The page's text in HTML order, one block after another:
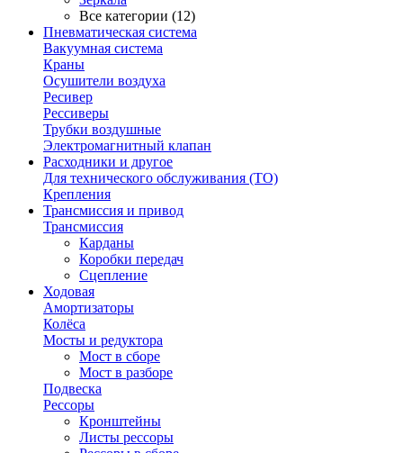
Все категории (12)
Пневматическая система
Вакуумная система
Краны
Осушители воздуха
Ресивер
Рессиверы
Трубки воздушные
Электромагнитный клапан
Расходники и другое
Для технического обслуживания (ТО)
Крепления
Трансмиссия и привод
Трансмиссия
Карданы
Коробки передач
Сцепление
Ходовая
Амортизаторы
Колёса
Мосты и редуктора
Мост в сборе
Мост в разборе
Подвеска
Рессоры
Кронштейны
Листы рессоры